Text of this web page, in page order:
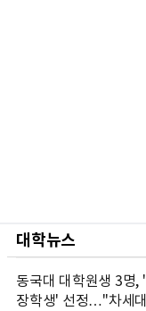
대학뉴스
동국대 대학원생 3명,
장학생' 선정…"차세